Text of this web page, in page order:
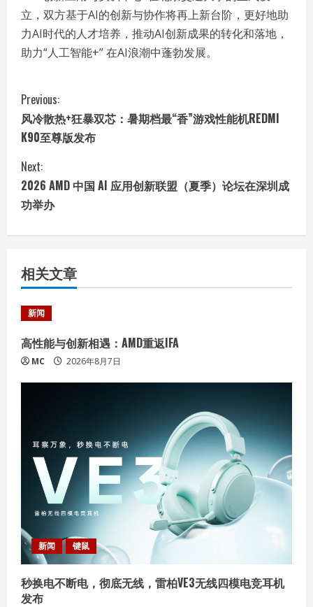
立，双方基于AI的创新与协作将再上新台阶，更好地助
力AI时代的人才培养，推动AI创新成果的转化和落地，
助力“人工智能+” 在AI浪潮中蓬勃发展。
C
o
n
t
i
u
e
R
e
Previous:
风冷散热+狂暴双芯：暑期档最“香”游戏性能机REDMI
K90至尊版发布
Next:
2026 AMD 中国 AI 应用创新联盟（夏季）论坛在深圳成
功举办
相关文章
新闻
高性能与创新相遇：AMD重返IFA
MC 2026年8月7日
新闻 键鼠
秒换电不断电，彻底无线，雷柏VE3无线四模电竞耳机
发布